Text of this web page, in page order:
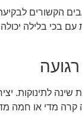
לבקיעת
בכי בלילה
לתינוקות.
מדי או חמה